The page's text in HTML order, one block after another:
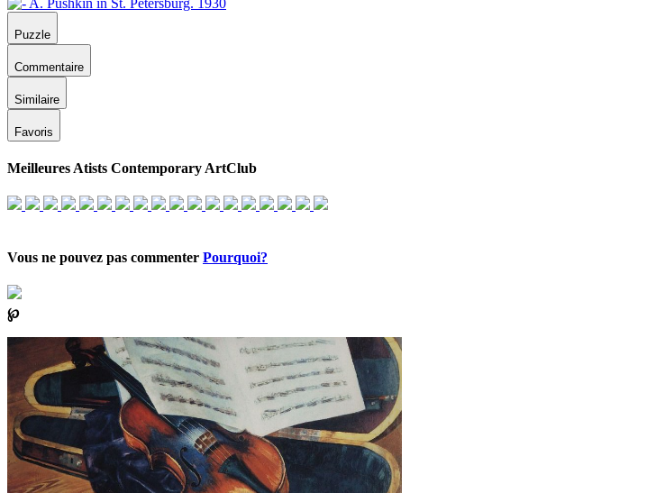
Puzzle
Commentaire
Similaire
Favoris
Meilleures Atists Contemporary ArtClub
Vous ne pouvez pas commenter Pourquoi?
℘